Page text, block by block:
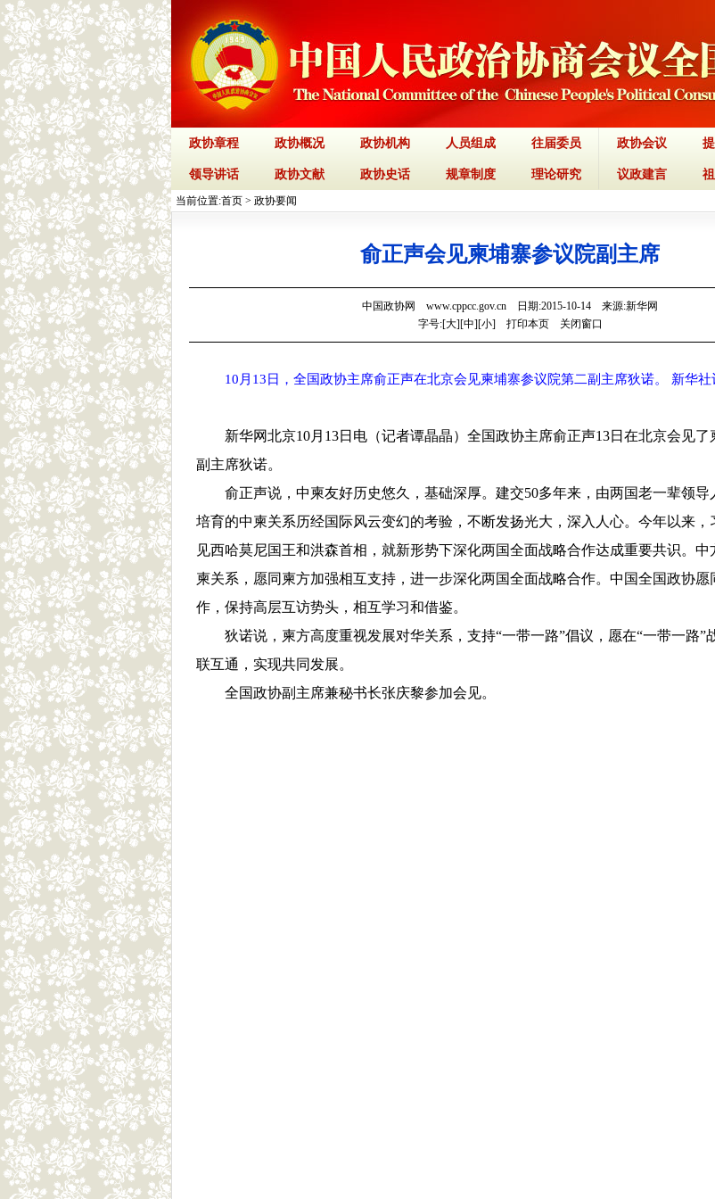
政协章程 政协概况 政协机构 人员组成 往届委员
领导讲话 政协文献 政协史话 规章制度 理论研究
政协会议
议政建言
当前位置:首页 > 政协要闻
俞正声会见柬埔寨参议院副主席
中国政协网 www.cppcc.gov.cn 日期:2015-10-14 来源:新华网
字号:[大][中][小] 打印本页 关闭窗口
10月13日，全国政协主席俞正声在北京会见柬埔寨参议院第二副主席狄诺。 新华社
新华网北京10月13日电（记者谭晶晶）全国政协主席俞正声13日在北京会见了
副主席狄诺。
俞正声说，中柬友好历史悠久，基础深厚。建交50多年来，由两国老一辈领导
培育的中柬关系历经国际风云变幻的考验，不断发扬光大，深入人心。今年以来，
见西哈莫尼国王和洪森首相，就新形势下深化两国全面战略合作达成重要共识。中
柬关系，愿同柬方加强相互支持，进一步深化两国全面战略合作。中国全国政协愿
作，保持高层互访势头，相互学习和借鉴。
狄诺说，柬方高度重视发展对华关系，支持“一带一路”倡议，愿在“一带一路”
联互通，实现共同发展。
全国政协副主席兼秘书长张庆黎参加会见。